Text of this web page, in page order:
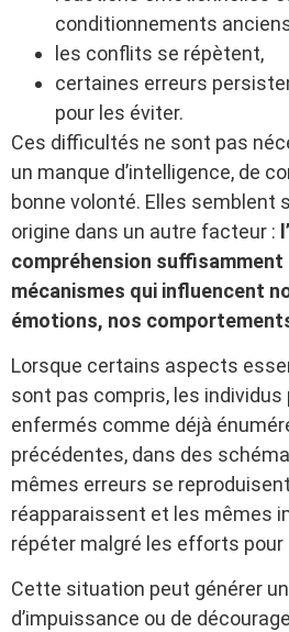
conditionnements
les conflits se répètent,
certaines erreurs
pour les éviter.
Ces difficultés ne sont pas
un manque d’intelligence, de
bonne volonté. Elles semblent
origine dans un autre facteur :
compréhension
mécanismes qui influencent
émotions, nos
Lorsque certains aspects
sont pas compris, les
enfermés comme déjà
précédentes, dans des
mêmes erreurs se
réapparaissent et les mêmes
répéter malgré les efforts pour
Cette situation peut générer
d’impuissance ou de